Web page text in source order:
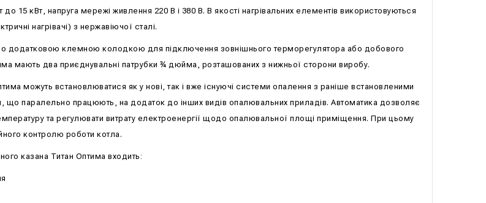
до 15 кВт, напруга мережі живлення 220 В і 380 В. В якості нагрівальних елементів використовуються
нагрівачі) з нержавіючої сталі.
додатковою клемною колодкою для підключення зовнішнього терморегулятора або добового
мають два приєднувальні патрубки ¾ дюйма, розташованих з нижньої сторони виробу.
можуть встановлюватися як у нові, так і вже існуючі системи опалення з раніше встановленими
що паралельно працюють, на додаток до інших видів опалювальних приладів. Автоматика дозволяє
та регулювати витрату електроенергії щодо опалювальної площі приміщення. При цьому
контролю роботи котла.
казана Титан Оптима входить: